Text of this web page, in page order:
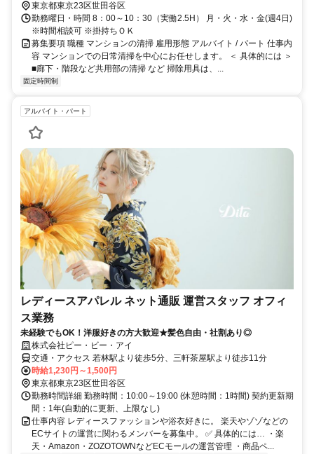
東京都東京23区世田谷区
勤務曜日・時間 8：00～10：30（実働2.5H） 月・火・水・金(週4日)
※時間相談可 ※掛持ちＯＫ
募集要項 職種 マンションの清掃 雇用形態 アルバイト / パート 仕事内
容 マンションでの日常清掃を中心にお任せします。 ＜ 具体的には ＞
■廊下・階段など共用部の清掃 など 掃除用具は、...
固定時間制
アルバイト・パート
レディースアパレル ネット通販 運営スタッフ オフィ
ス業務
未経験でもOK！洋服好きの方大歓迎★髪色自由・社割あり◎
株式会社ピー・ビー・アイ
交通・アクセス 若林駅より徒歩5分、三軒茶屋駅より徒歩11分
時給1,230円～1,500円
東京都東京23区世田谷区
勤務時間詳細 勤務時間：10:00～19:00 (休憩時間：1時間) 契約更新期
間：1年(自動的に更新、上限なし)
仕事内容 レディースファッションや浴衣好きに。 楽天やゾゾなどの
ECサイトの運営に関わるメンバーを募集中。 ✅ 具体的には… ・楽
天・Amazon・ZOZOTOWNなどECモールの運営管理 ・商品ペ...